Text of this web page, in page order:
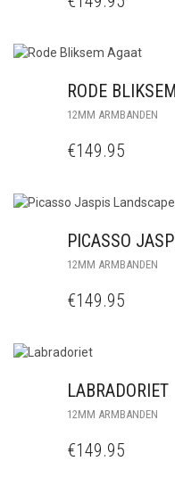
RODE
12MM ARMBANDEN
€149.95
PICASSO
12MM ARMBANDEN
€149.95
LABRADORIET
12MM ARMBANDEN
€149.95